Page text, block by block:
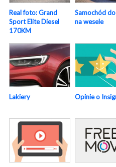
Real foto: Grand
Sport Elite Diesel
170KM
Samochód
na wesele
Lakiery Opinie o